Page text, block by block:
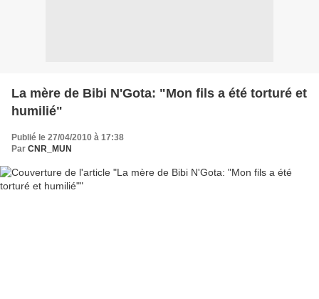
La mère de Bibi N'Gota: "Mon fils a été torturé et
humilié"
Publié le 27/04/2010 à 17:38
Par CNR_MUN